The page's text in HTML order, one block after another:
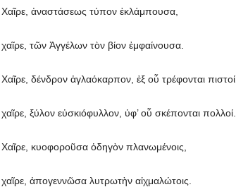
Χαῖρε, ἀναστάσεως τύπον ἐκλάμπουσα,
χαῖρε, τῶν Ἀγγέλων τὸν βίον ἐμφαίνουσα.
Χαῖρε, δένδρον ἀγλαόκαρπον, ἐξ οὗ τρέφονται πιστοί,
χαῖρε, ξύλον εὐσκιόφυλλον, ὑφ’ οὗ σκέπονται πολλοί.
Χαῖρε, κυοφοροῦσα ὁδηγὸν πλανωμένοις,
χαῖρε, ἀπογεννῶσα λυτρωτὴν αἰχμαλώτοις.